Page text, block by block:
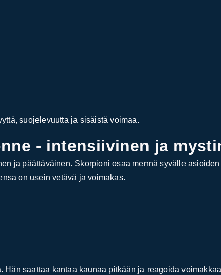
suojelevuutta ja sisäistä voimaa.
- intensiivinen ja
ja päättäväinen. Skorpioni osaa mennä syvälle
on usein vetävä ja voimakas.
saattaa kantaa kaunaa pitkään ja reagoida